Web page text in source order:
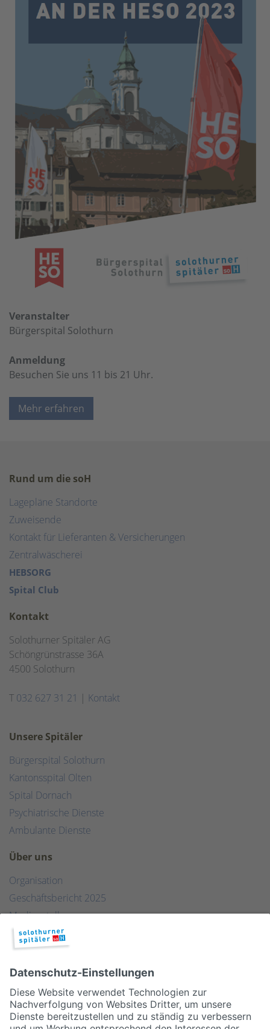
Veranstalter
Bürgerspital Solothurn
Anmeldung
Besuchen Sie uns 11 bis 21 Uhr.
Mehr erfahren
Rund um die soH
Lagepläne Standorte
Zuweisende
Kontakt für Lieferanten & Versicherungen
Zentralwäscherei
HEBSORG
Spital Club
Kontakt
Solothurner Spitäler AG
Schöngrünstrasse 36A
4500 Solothurn
T 032 627 31 21 | Kontakt
Unsere Spitäler
Bürgerspital Solothurn
Kantonsspital Olten
Spital Dornach
Psychiatrische Dienste
Ambulante Dienste
Über uns
Organisation
Geschäftsbericht 2025
Medienstelle
Qualität
Publikationen & Links
Partner